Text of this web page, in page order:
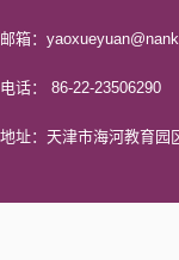
邮箱：
电话： 86-22-23506290
地址：天津市海河教